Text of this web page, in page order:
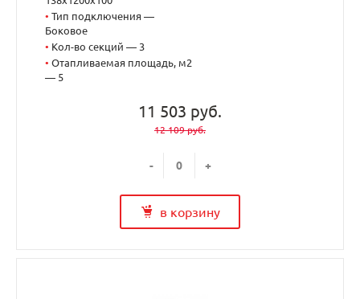
• Тип подключения —
Боковое
• Кол-во секций — 3
• Отапливаемая площадь, м2
— 5
11 503 руб.
12 109 руб.
- +
в корзину